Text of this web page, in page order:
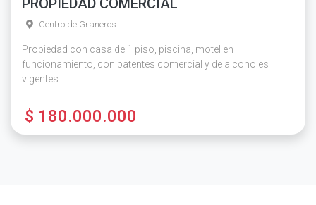
PROPIEDAD COMERCIAL
Centro de Graneros
Propiedad con casa de 1 piso, piscina, motel en
funcionamiento, con patentes comercial y de alcoholes
vigentes.
$ 180.000.000